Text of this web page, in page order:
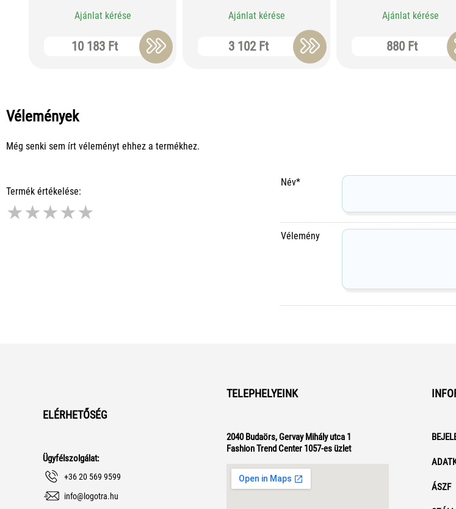
Ajánlat kérése
10 183 Ft
Ajánlat kérése
3 102 Ft
Ajánlat kérése
880 Ft
Vélemények
Még senki sem írt véleményt ehhez a termékhez.
Termék értékelése:
★★★★★
Név*
Vélemény
ELÉRHETŐSÉG
Ügyfélszolgálat:
+36 20 569 9599
info@logotra.hu
TELEPHELYEINK
2040 Budaörs, Gervay Mihály utca 1
Fashion Trend Center 1057-es üzlet
ÁSZF